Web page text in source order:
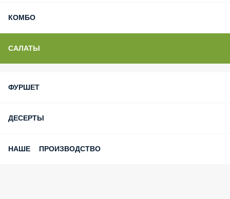
КОМБО
САЛАТЫ
ФУРШЕТ
ДЕСЕРТЫ
НАШЕ ПРОИЗВОДСТВО